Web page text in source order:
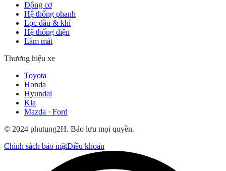
Động cơ
Hệ thống phanh
Lọc dầu & khí
Hệ thống điện
Làm mát
Thương hiệu xe
Toyota
Honda
Hyundai
Kia
Mazda · Ford
© 2024 phutung2H. Bảo lưu mọi quyền.
Chính sách bảo mậtĐiều khoản